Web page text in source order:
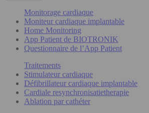
Monitorage cardiaque
Moniteur cardiaque implantable
Home Monitoring
App Patient de BIOTRONIK
Questionnaire de l’App Patient
Traitements
Stimulateur cardiaque
Défibrillateur cardiaque implantable
Cardiale resynchronisatietherapie
Ablation par cathéter